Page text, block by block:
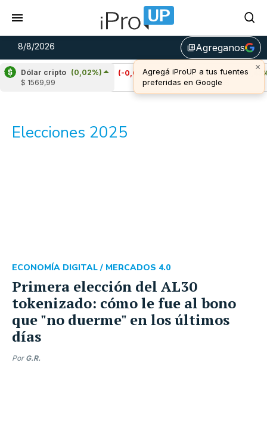
8/8/2026 library_addAgreganos
Dólar cripto (0,02%)
$ 1569,99
Cardano (-0,08%)
Avalanche (1,43%)
u$s 6,55
Elecciones 2025
Primera elección del AL30
tokenizado: cómo le fue al bono
que "no duerme" en los últimos
días
ECONOMÍA DIGITAL / MERCADOS 4.0
Por G.R.